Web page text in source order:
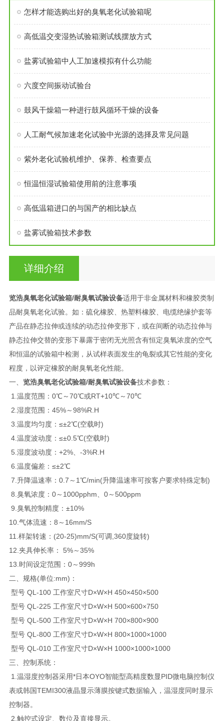
怎样才能选购出好的臭氧老化试验箱呢
高低温交变湿热试验箱测试线摆放方式
盐雾试验箱中人工加速模拟有什么功能
六度空间振动试验台
鼓风干燥箱一种进行鼓风循环干燥的设备
人工耐气候加速老化试验中光源的选择及常见问题
紫外老化试验机维护、保养、检查要点
恒温恒湿试验箱使用前的注意事项
高低温箱进口的与国产的相比缺点
盐雾试验箱技术参数
详细介绍
览浩臭氧老化试验箱/耐臭氧试验设备适用于非金属材料和橡胶类制
品耐臭氧老化试验。如：硫化橡胶、热塑料橡胶、电缆绝缘护套等
产品在静态拉伸或连续的动态拉伸变形下，或在间断的动态拉伸与
静态拉伸交替的变形下暴露于密闭无光照含有恒定臭氧浓度的空气
和恒温的试验箱中检测，从试样表面发生的龟裂或其它性能的变化
程度，以评定橡胶的耐臭氧老化性能。
一、 览浩臭氧老化试验箱/耐臭氧试验设备技术参数：
1.温度范围：0℃～70℃或RT+10℃～70℃
2.湿度范围：45%～98%R.H
3.温度均匀度：≤±2℃(空载时)
4.温度波动度：≤±0.5℃(空载时)
5.湿度波动度：+2%、-3%R.H
6.温度偏差：≤±2℃
7.升降温速率：0.7～1℃/min(升降温速率可按客户要求特殊定制)
8.臭氧浓度：0～1000pphm、0～500ppm
9.臭氧控制精度：±10%
10.气体流速：8～16mm/S
11.样架转速：(20-25)mm/S(可调,360度旋转)
12.夹具伸长率： 5%～35%
13.时间设定范围：0～999h
二、规格(单位:mm)：
型号 QL-100 工作室尺寸D×W×H 450×450×500
型号 QL-225 工作室尺寸D×W×H 500×600×750
型号 QL-500 工作室尺寸D×W×H 700×800×900
型号 QL-800 工作室尺寸D×W×H 800×1000×1000
型号 QL-010 工作室尺寸D×W×H 1000×1000×1000
三、控制系统：
1.温湿度控制器采用*日本OYO智能型高精度数显PID微电脑控制仪
表或韩国TEMI300液晶显示薄膜按键式数据输入，温湿度同时显示
控制器。
2.触控式设定、数位及直接显示。